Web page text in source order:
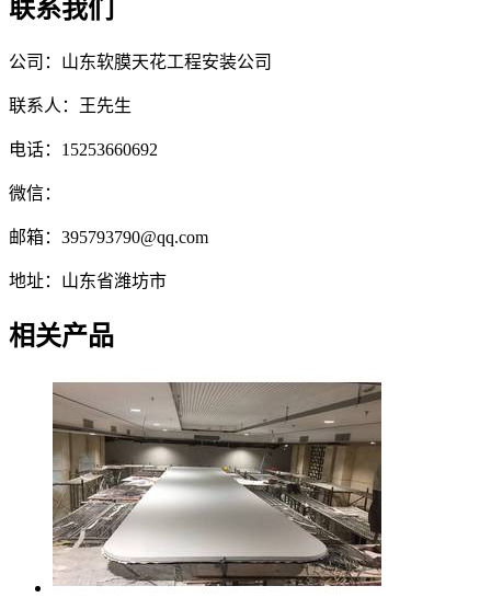
联系我们
公司：山东软膜天花工程安装公司
联系人：王先生
电话：15253660692
微信：
邮箱：395793790@qq.com
地址：山东省潍坊市
相关产品